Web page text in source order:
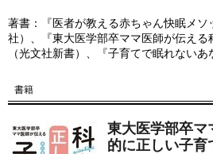
著書：『医者が教える赤ちゃん快眠メソ
社）、『東大医学部卒ママ医師が伝える
（光文社新書）、『子育てで眠れないあ
書籍
東大医学部卒マ
的に正しい子育